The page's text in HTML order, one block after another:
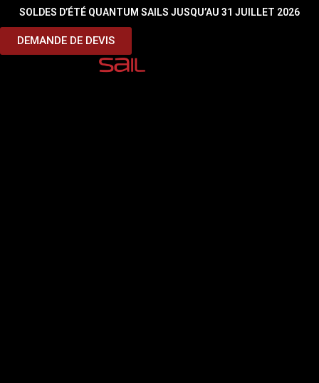
SOLDES D’ÉTÉ QUANTUM SAILS JUSQU’AU 31 JUILLET 2026
Sous titre
DEMANDE DE DEVIS